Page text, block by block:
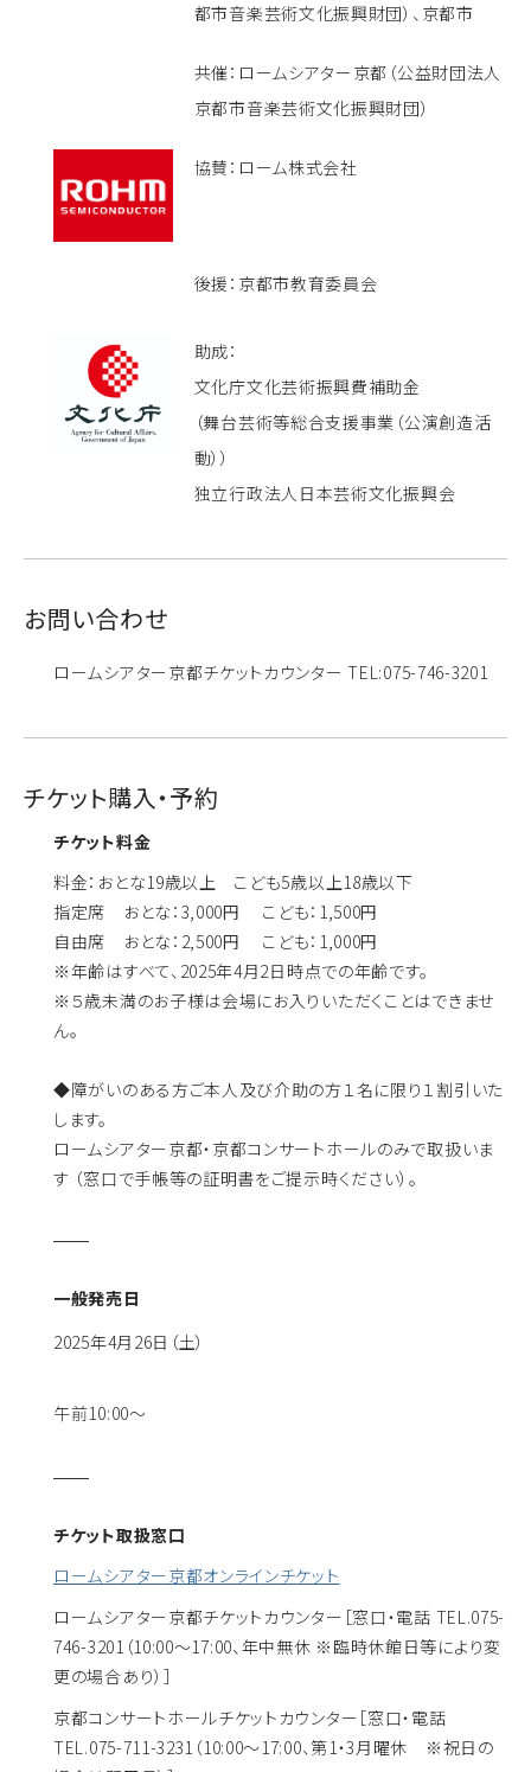
都市音楽芸術文化振興財団）、京都市
共催：ロームシアター京都（公益財団法人
京都市音楽芸術文化振興財団）
協賛：ローム株式会社
後援：京都市教育委員会
助成：
文化庁文化芸術振興費補助金
（舞台芸術等総合支援事業（公演創造活
動））
独立行政法人日本芸術文化振興会
お問い合わせ
ロームシアター京都チケットカウンター TEL:075-746-3201
チケット購入・予約
チケット料金
料金：おとな19歳以上 こども5歳以上18歳以下
指定席 おとな：3,000円 こども：1,500円
自由席 おとな：2,500円 こども：1,000円
※年齢はすべて、2025年4月2日時点での年齢です。
※５歳未満のお子様は会場にお入りいただくことはできませ
ん。
◆障がいのある方ご本人及び介助の方１名に限り１割引いた
します。
ロームシアター京都・京都コンサートホールのみで取扱いま
す （窓口で手帳等の証明書をご提示時ください）。
一般発売日
2025年4月26日（土）
午前10:00〜
チケット取扱窓口
ロームシアター京都オンラインチケット
ロームシアター京都チケットカウンター ［窓口・電話 TEL.075-
746-3201（10:00～17:00、年中無休 ※臨時休館日等により変
更の場合あり）］
京都コンサートホールチケットカウンター ［窓口・電話
TEL.075-711-3231（10:00～17:00、第1・3月曜休 ※祝日の